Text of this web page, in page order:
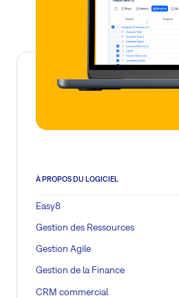
À PROPOS DU LOGICIEL
Easy8
Gestion des Ressources
Gestion Agile
Gestion de la Finance
CRM commercial